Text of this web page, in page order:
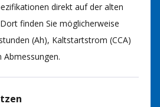
direkt auf der alten
finden Sie möglicherweise
(Ah), Kaltstartstrom (CCA)
Abmessungen.